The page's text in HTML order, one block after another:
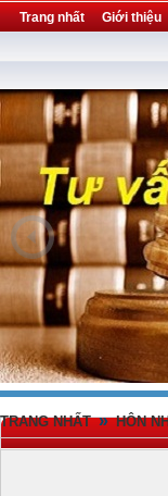
Trang nhất Giới thiệu
TRANG NHẤT » HÔN